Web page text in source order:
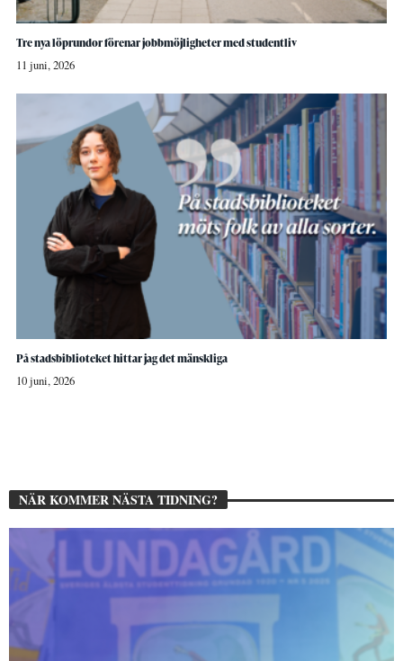
Tre nya löprundor förenar jobbmöjligheter med studentliv
11 juni, 2026
På stadsbiblioteket hittar jag det mänskliga
10 juni, 2026
NÄR KOMMER NÄSTA TIDNING?